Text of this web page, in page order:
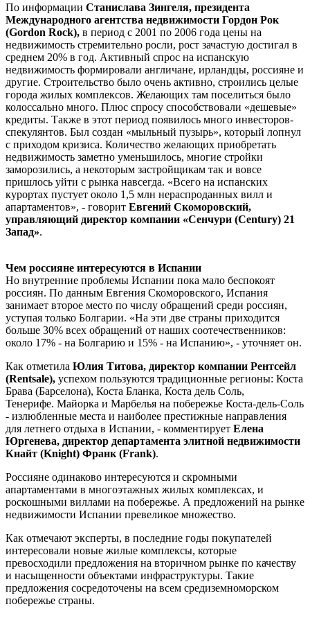
По информации Станислава Зингеля, президента
Международного агентства недвижимости Гордон Рок
(Gordon Rock), в период с 2001 по 2006 года цены на
недвижимость стремительно росли, рост зачастую достигал в
среднем 20% в год. Активный спрос на испанскую
недвижимость формировали англичане, ирландцы, россияне и
другие. Строительство было очень активно, строились целые
города жилых комплексов. Желающих там поселиться было
колоссально много. Плюс спросу способствовали «дешевые»
кредиты. Также в этот период появилось много инвесторов-
спекулянтов. Был создан «мыльный пузырь», который лопнул
с приходом кризиса. Количество желающих приобретать
недвижимость заметно уменьшилось, многие стройки
заморозились, а некоторым застройщикам так и вовсе
пришлось уйти с рынка навсегда. «Всего на испанских
курортах пустует около 1,5 млн нераспроданных вилл и
апартаментов», - говорит Евгений Скоморовский,
управляющий директор компании «Сенчури (Century) 21
Запад».
Чем россияне интересуются в Испании
Но внутренние проблемы Испании пока мало беспокоят
россиян. По данным Евгения Скоморовского, Испания
занимает второе место по числу обращений среди россиян,
уступая только Болгарии. «На эти две страны приходится
больше 30% всех обращений от наших соотечественников:
около 17% - на Болгарию и 15% - на Испанию», - уточняет он.
Как отметила Юлия Титова, директор компании Рентсейл
(Rentsale), успехом пользуются традиционные регионы: Коста
Брава (Барселона), Коста Бланка, Коста дель Соль,
Тенерифе. Майорка и Марбелья на побережье Коста-дель-Соль
- излюбленные места и наиболее престижные направления
для летнего отдыха в Испании, - комментирует Елена
Юргенева, директор департамента элитной недвижимости
Кнайт (Knight) Франк (Frank).
Россияне одинаково интересуются и скромными
апартаментами в многоэтажных жилых комплексах, и
роскошными виллами на побережье. А предложений на рынке
недвижимости Испании превеликое множество.
Как отмечают эксперты, в последние годы покупателей
интересовали новые жилые комплексы, которые
превосходили предложения на вторичном рынке по качеству
и насыщенности объектами инфраструктуры. Такие
предложения сосредоточены на всем средиземноморском
побережье страны.